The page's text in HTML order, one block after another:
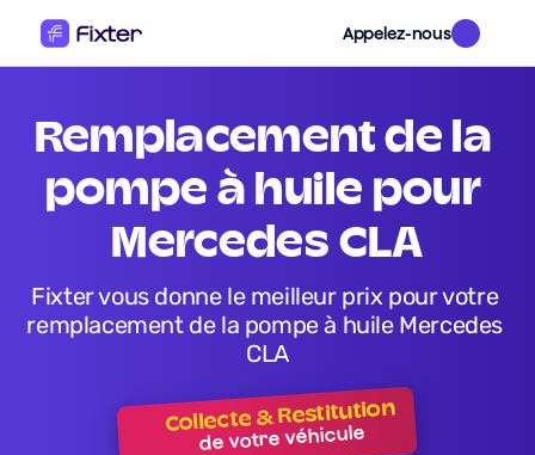
Appelez-nous
remplacement de la
pompe à huile pour
Mercedes CLA
Fixter vous donne le meilleur prix pour votre
remplacement de la pompe à huile Mercedes
CLA
Collecte & Restitution
de votre véhicule